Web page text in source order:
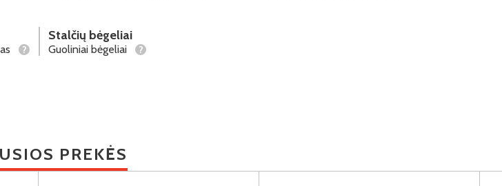
?
Stalčių bėgeliai
Guoliniai bėgeliai ?
PREKĖS